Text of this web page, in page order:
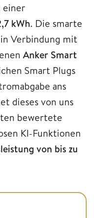
einer
kWh. Die smarte
Verbindung mit
Anker Smart
Smart Plugs
ans
dieses von uns
bewertete
KI-Funktionen
von bis zu